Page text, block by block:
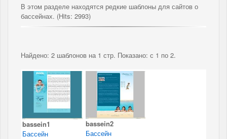
В этом разделе находятся редкие шаблоны для сайтов о
бассейнах. (Hits: 2993)
Найдено: 2 шаблонов на 1 стр. Показано: с 1 по 2.
bassein1
Бассейн
bassein2
Бассейн